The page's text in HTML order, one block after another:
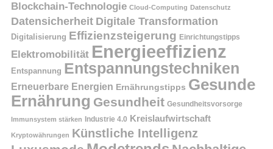
Blockchain-Technologie Cloud-Computing Datenschutz
Datensicherheit Digitale Transformation
Digitalisierung Effizienzsteigerung Einrichtungstipps
Elektromobilität Energieeffizienz
Entspannung Entspannungstechniken
Erneuerbare Energien Ernährungstipps Gesunde
Ernährung Gesundheit Gesundheitsvorsorge
Immunsystem stärken Industrie 4.0 Kreislaufwirtschaft
Kryptowährungen Künstliche Intelligenz